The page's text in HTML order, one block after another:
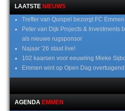
LAATSTE NIEUWS
Treffer van Quispel bezorgt FC
Peter van Dijk Projects & Investments
als nieuwe rugsponsor
Najaar '26 staat live!
102 kaarsen voor eeuwling Mieke
Emmen wint op Open Dag
AGENDA EMMEN